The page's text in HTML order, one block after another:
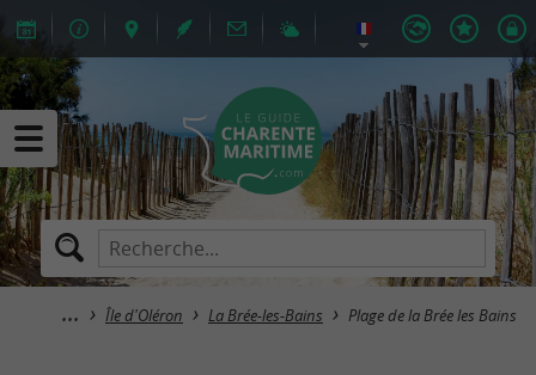
Île d'Oléron La Brée-les-Bains Plage de la Brée les Bains